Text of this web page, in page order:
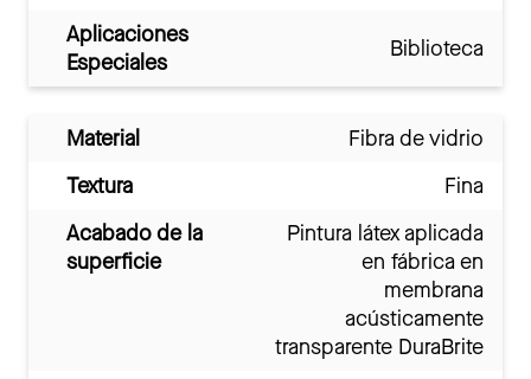
Aplicaciones
Especiales
Biblioteca
Material
Fibra de vidrio
Textura
Fina
Acabado de la
superficie
Pintura látex aplicada
en fábrica en
membrana
acústicamente
transparente DuraBrite